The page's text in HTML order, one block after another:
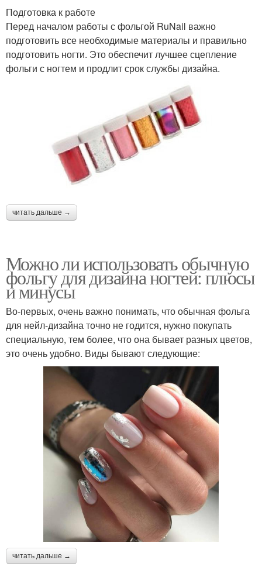
Подготовка к работе
Перед началом работы с фольгой RuNail важно
подготовить все необходимые материалы и правильно
подготовить ногти. Это обеспечит лучшее сцепление
фольги с ногтем и продлит срок службы дизайна.
читать дальше →
Можно ли использовать обычную
фольгу для дизайна ногтей: плюсы
и минусы
Во-первых, очень важно понимать, что обычная фольга
для нейл-дизайна точно не годится, нужно покупать
специальную, тем более, что она бывает разных цветов,
это очень удобно. Виды бывают следующие:
читать дальше →